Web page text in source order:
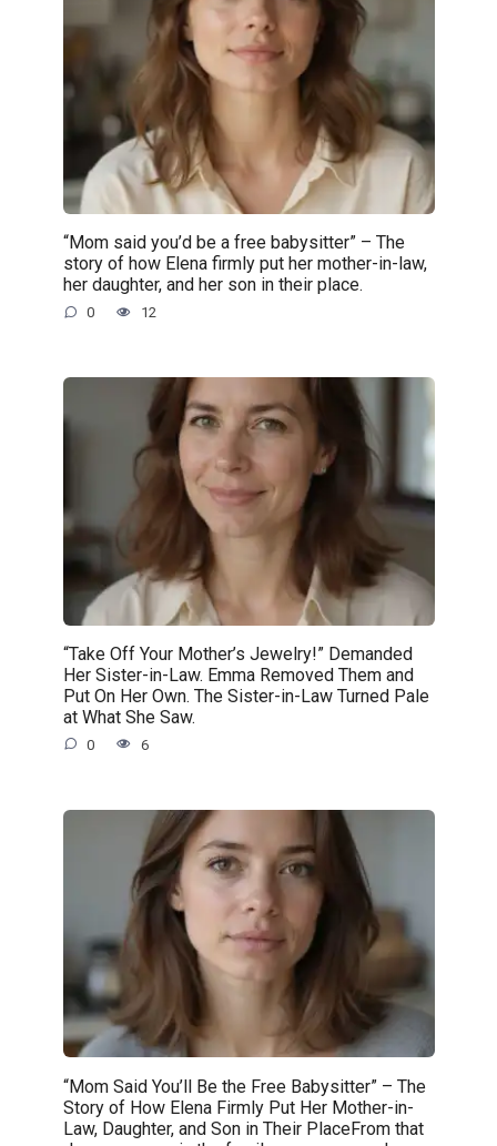
“Mom said you’d be a free babysitter” – The
story of how Elena firmly put her mother-in-law,
her daughter, and her son in their place.
0 12
“Take Off Your Mother’s Jewelry!” Demanded
Her Sister-in-Law. Emma Removed Them and
Put On Her Own. The Sister-in-Law Turned Pale
at What She Saw.
0 6
“Mom Said You’ll Be the Free Babysitter” – The
Story of How Elena Firmly Put Her Mother-in-
Law, Daughter, and Son in Their PlaceFrom that